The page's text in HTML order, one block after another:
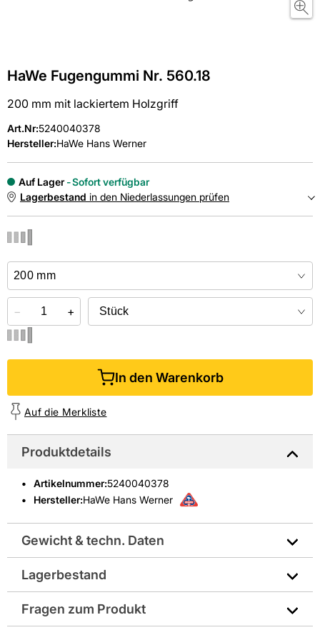
HaWe Fugengummi Nr. 560.18
200 mm mit lackiertem Holzgriff
Art.Nr:5240040378
Hersteller:HaWe Hans Werner
Auf Lager
Sofort verfügbar
Lagerbestand in den Niederlassungen prüfen
Online kaufen &
− +
In den Warenkorb
Auf die Merkliste
Produktdetails
Artikelnummer:5240040378
Hersteller:HaWe Hans Werner
Gewicht & techn. Daten
EAN: 2052400403781
Lagerbestand
Fragen zum Produkt